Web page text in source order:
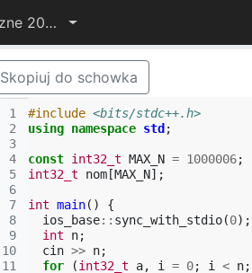
Potyczki Algorytmiczne 2017
Skopiuj do schowka
1
2
3
4
5
6
7
8
9
10
11
#include <bits/stdc++.h>
using namespace std ;
const int32_t MAX_N = 1000006;
int32_t
nom [MAX_N];
int main()
{
ios_base:: sync_with_stdio(0);
int
n;
cin >> n;
for
(int32_t a, i = 0; i < n;